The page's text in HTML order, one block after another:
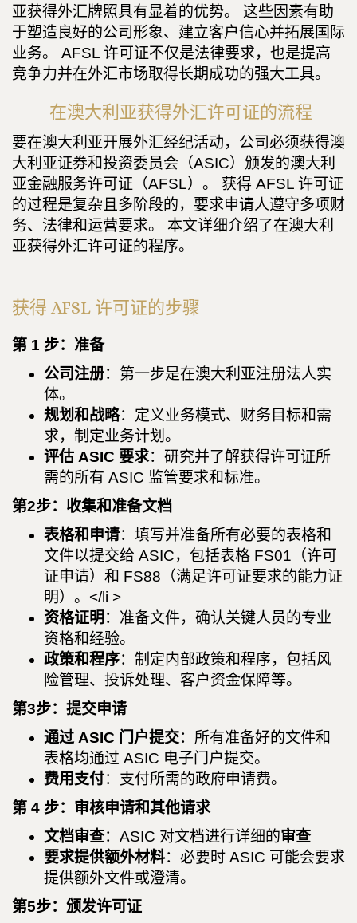
亚获得外汇牌照具有显着的优势。 这些因素有助
于塑造良好的公司形象、建立客户信心并拓展国际
业务。 AFSL 许可证不仅是法律要求，也是提高
竞争力并在外汇市场取得长期成功的强大工具。
在澳大利亚获得外汇许可证的流程
要在澳大利亚开展外汇经纪活动，公司必须获得澳
大利亚证券和投资委员会（ASIC）颁发的澳大利
亚金融服务许可证（AFSL）。 获得 AFSL 许可证
的过程是复杂且多阶段的，要求申请人遵守多项财
务、法律和运营要求。 本文详细介绍了在澳大利
亚获得外汇许可证的程序。
获得 AFSL 许可证的步骤
第 1 步：准备
公司注册：第一步是在澳大利亚注册法人实
体。
规划和战略：定义业务模式、财务目标和需
求，制定业务计划。
评估 ASIC 要求：研究并了解获得许可证所
需的所有 ASIC 监管要求和标准。
第2步：收集和准备文档
表格和申请：填写并准备所有必要的表格和
文件以提交给 ASIC，包括表格 FS01（许可
证申请）和 FS88（满足许可证要求的能力证
明）。</li >
资格证明 ：准备文件，确认关键人员的专业
资格和经验。
政策和程序：制定内部政策和程序，包括风
险管理、投诉处理、客户资金保障等。
第3步：提交申请
通过 ASIC 门户提交：所有准备好的文件和
表格均通过 ASIC 电子门户提交。
费用支付：支付所需的政府申请费。
第 4 步：审核申请和其他请求
文档审查：ASIC 对文档进行详细的审查
要求提供额外材料：必要时 ASIC 可能会要求
提供额外文件或澄清。
第5步：颁发许可证